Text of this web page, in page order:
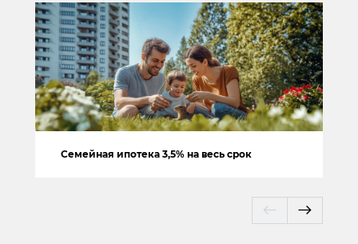
Семейная ипотека 3,5% на весь срок